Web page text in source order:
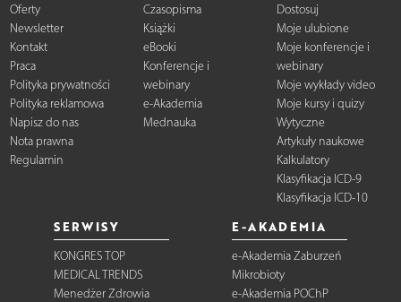
Oferty
Newsletter
Kontakt
Praca
Polityka prywatności
Polityka reklamowa
Napisz do nas
Nota prawna
Regulamin
Czasopisma
Książki
eBooki
Konferencje i
webinary
e-Akademia
Mednauka
Dostosuj
Moje ulubione
Moje konferencje i
webinary
Moje wykłady video
Moje kursy i quizy
Wytyczne
Artykuły naukowe
Kalkulatory
Klasyfikacja ICD-9
Klasyfikacja ICD-10
SERWISY
KONGRES TOP
MEDICAL TRENDS
Menedżer Zdrowia
E-AKADEMIA
e-Akademia Zaburzeń
Mikrobioty
e-Akademia POChP